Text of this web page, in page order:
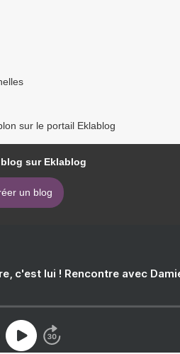
sur le portail Eklablog
sur Eklablog
un blog
c'est lui ! Rencontre avec